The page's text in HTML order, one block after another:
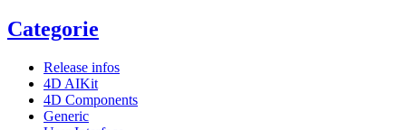
Categorie
Release infos
4D AIKit
4D Components
Generic